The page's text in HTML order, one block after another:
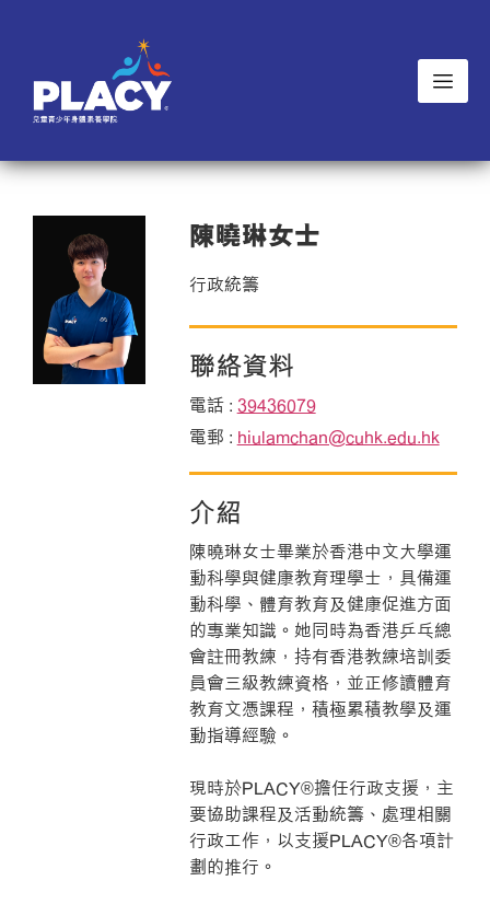
陳曉琳女士
行政統籌
聯絡資料
電話 : 39436079
電郵 : hiulamchan@cuhk.edu.hk
介紹
陳曉琳女士畢業於香港中文大學運
動科學與健康教育理學士，具備運
動科學、體育教育及健康促進方面
的專業知識。她同時為香港乒乓總
會註冊教練，持有香港教練培訓委
員會三級教練資格，並正修讀體育
教育文憑課程，積極累積教學及運
動指導經驗。
現時於PLACY®擔任行政支援，主
要協助課程及活動統籌、處理相關
行政工作，以支援PLACY®各項計
劃的推行。